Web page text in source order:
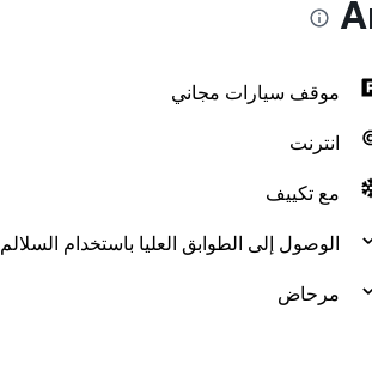
موقف سيارات مجاني
انترنت
مع تكييف
الوصول إلى الطوابق العليا باستخدام السلالم
مرحاض